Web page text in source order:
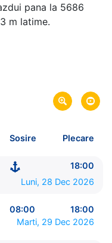
pana la 5686
m latime.
Taipei, Taiwan
Sosire Plecare
18:00
Luni, 28 Dec 2026
08:00
18:00
Marti, 29 Dec 2026